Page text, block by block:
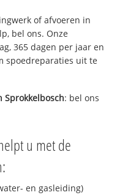
of afvoeren in
bel ons. Onze
365 dagen per jaar en
spoedreparaties uit te
Sprokkelbosch: bel ons
u met de
en gasleiding)